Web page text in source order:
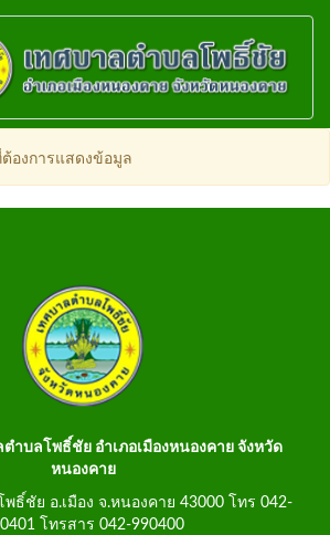
องการแสดงข้อมูล
ำบลโพธิ์ชัย อำเภอเมืองหนองคาย จังหวัด
หนองคาย
ธิ์ชัย อ.เมือง จ.หนองคาย 43000 โทร 042-
โทรสาร 042-990400